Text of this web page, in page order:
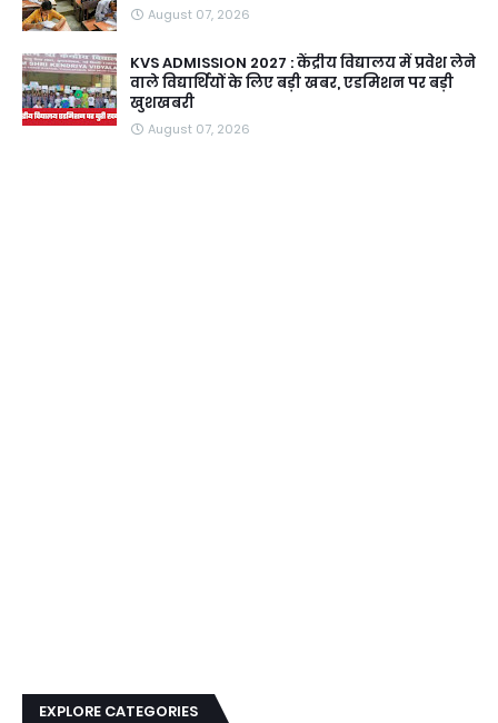
August 07, 2026
KVS ADMISSION 2027 : केंद्रीय विद्यालय में प्रवेश लेने
वाले विद्यार्थियों के लिए बड़ी खबर, एडमिशन पर बड़ी
खुशखबरी
August 07, 2026
EXPLORE CATEGORIES